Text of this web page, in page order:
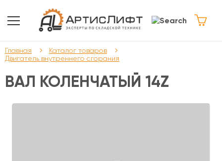
Главная
Каталог товаров
Двигатель внутреннего сгорания
ВАЛ КОЛЕНЧАТЫЙ 14Z